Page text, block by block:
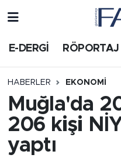
E-DERGİ RÖPORTAJ
HABERLER EKONOMI
Muğla'da
206 kişi
yaptı
HABER
Nöbetçi Eczaneler
Trafik Durumu
Süper Lig Puan